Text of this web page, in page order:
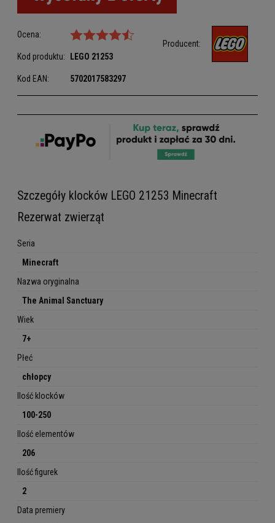
Ocena:
Kod produktu: LEGO 21253
Kod EAN: 5702017583297
Producent:
Szczegóły klocków LEGO 21253 Minecraft
Rezerwat zwierząt
Seria
Minecraft
Nazwa oryginalna
The Animal Sanctuary
Wiek
7+
Płeć
chłopcy
Ilość klocków
100-250
Ilość elementów
206
Ilość figurek
2
Data premiery